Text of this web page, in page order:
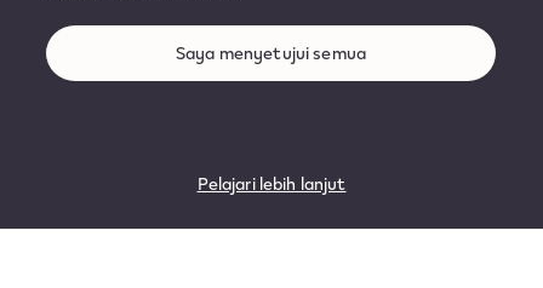
Pelajari lebih lanjut
Saya menyetujui semua